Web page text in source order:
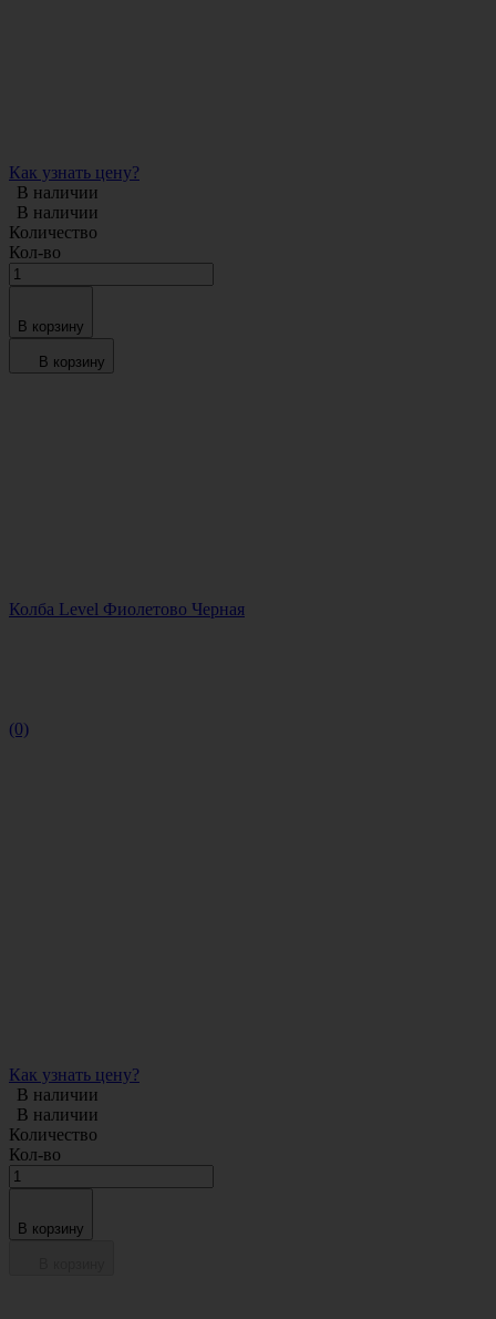
Как узнать цену?
В наличии
В наличии
Количество
Кол-во
В корзину
В корзину
Колба Level Фиолетово Черная
(0)
Как узнать цену?
В наличии
В наличии
Количество
Кол-во
В корзину